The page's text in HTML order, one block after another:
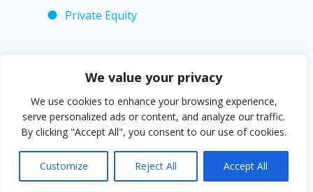
We value your privacy
We use cookies to enhance your browsing experience,
serve personalized ads or content, and analyze our traffic.
By clicking "Accept All", you consent to our use of cookies.
Customize Reject All Accept All
Private Equity
© 2026 LMP Rechtsanwälte GmbH
Privacy Policy